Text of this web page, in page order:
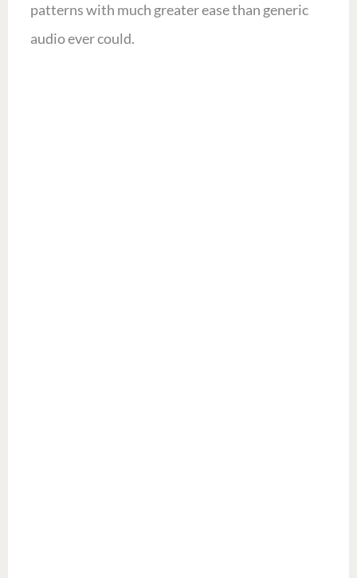
patterns with much greater ease than generic
audio ever could.